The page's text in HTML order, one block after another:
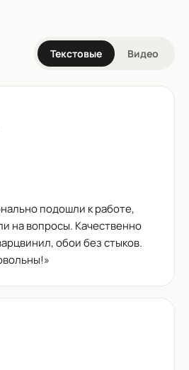
Текстовые Видео
подошли к работе,
на вопросы. Качественно
обои без стыков.
»